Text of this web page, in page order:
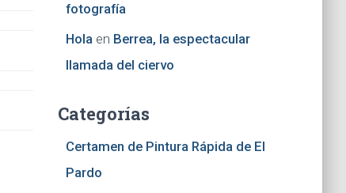
fotografía
Holaen Berrea, la espectacular
llamada del ciervo
Categorías
Certamen de Pintura Rápida de El
Pardo